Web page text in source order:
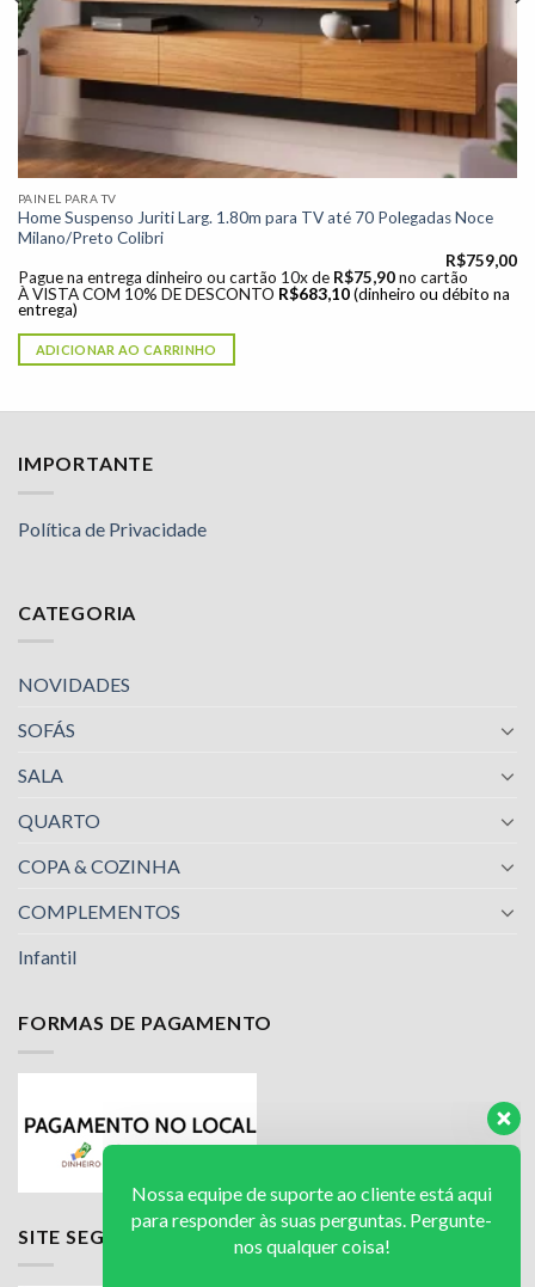
PAINEL PARA TV
Home Suspenso Juriti Larg. 1.80m para TV até 70 Polegadas Noce
Milano/Preto Colibri
R$759,00
Pague na entrega dinheiro ou cartão 10x de R$75,90 no cartão
À VISTA COM 10% DE DESCONTO R$683,10 (dinheiro ou débito na
entrega)
ADICIONAR AO CARRINHO
IMPORTANTE
Política de Privacidade
CATEGORIA
NOVIDADES
SOFÁS
SALA
QUARTO
COPA & COZINHA
COMPLEMENTOS
Infantil
FORMAS DE PAGAMENTO
SITE SEGURO
Nossa equipe de suporte ao cliente está aqui
para responder às suas perguntas. Pergunte-
nos qualquer coisa!
Luciana
Olá! Em que posso ajudar?